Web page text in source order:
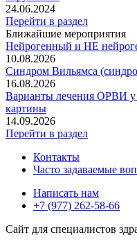
24.06.2024
Перейти в раздел
Ближайшие мероприятия
Нейрогенный и НЕ
10.08.2026
Синдром Вильямса
16.08.2026
Варианты лечения ОРВИ у
картины
14.09.2026
Перейти в раздел
Контакты
Часто задаваемые
Написать нам
+7 (977) 262-58-66
Сайт для специалистов